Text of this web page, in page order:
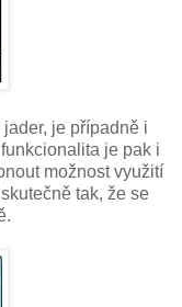
je případně i
je pak i
možnost využití
tak, že se